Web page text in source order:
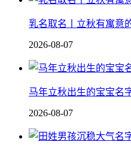
乳名取名丨立秋有寓意
2026-08-07
马年立秋出生的宝宝名
2026-08-07